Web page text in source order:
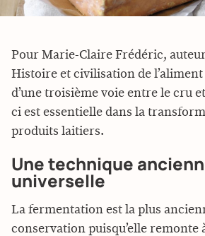
Pour Marie-Claire Frédéric,
Histoire et civilisation de l’aliment
d’une troisième voie entre le cru
ci est essentielle dans la
produits laitiers.
Une technique
universelle
La fermentation est la plus
conservation puisqu’elle remonte